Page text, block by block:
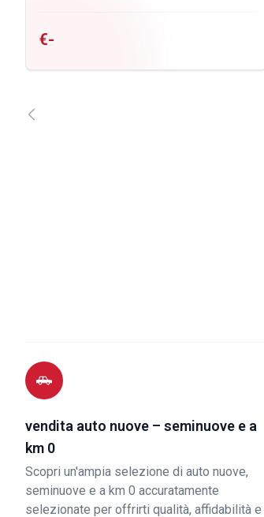
€-
vendita auto nuove – seminuove e a
km 0
Scopri un'ampia selezione di auto nuove,
seminuove e a km 0 accuratamente
selezionate per offrirti qualità, affidabilità e